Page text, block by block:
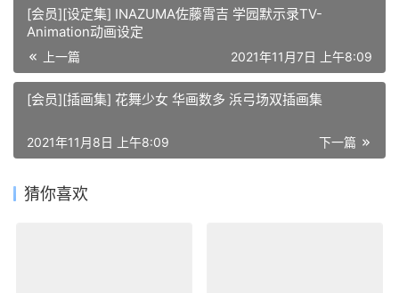
[会员][设定集] INAZUMA佐藤霄吉 学园默示录TV-
Animation动画设定
上一篇 2021年11月7日 上午8:09
[会员][插画集] 花舞少女 华画数多 浜弓场双插画集
下一篇
2021年11月8日 上午8:09
猜你喜欢